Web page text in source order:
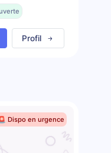
Profil
Dispo en urgence